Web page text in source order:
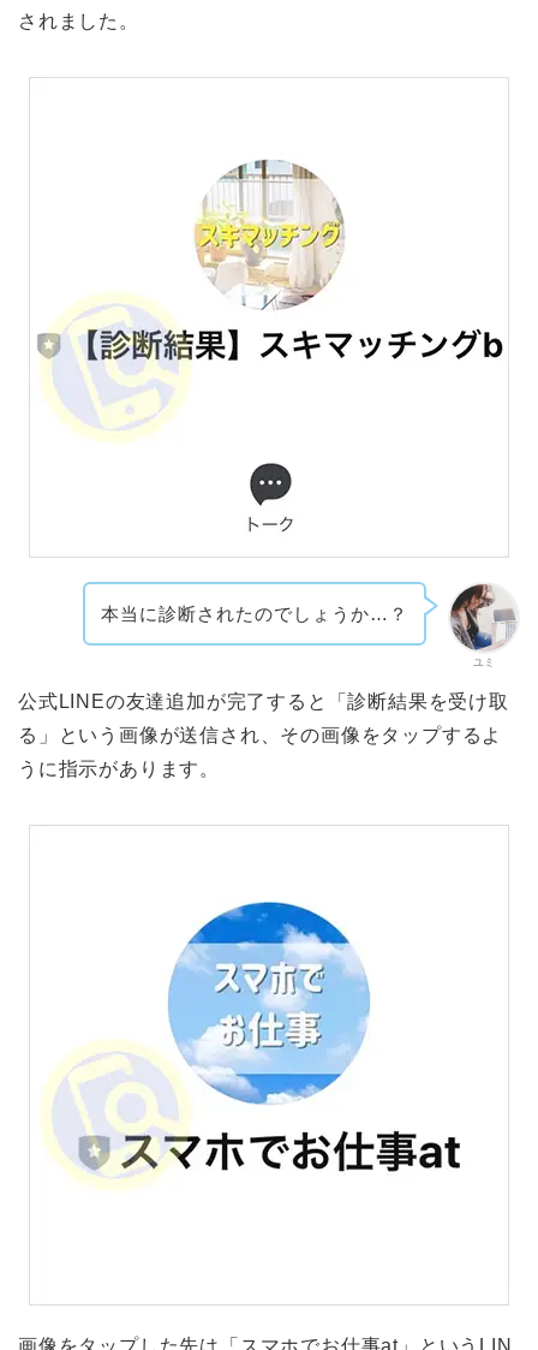
されました。
ユミ
本当に診断されたのでしょうか…？
公式LINEの友達追加が完了すると「診断結果を受け取
る」という画像が送信され、その画像をタップするよ
うに指示があります。